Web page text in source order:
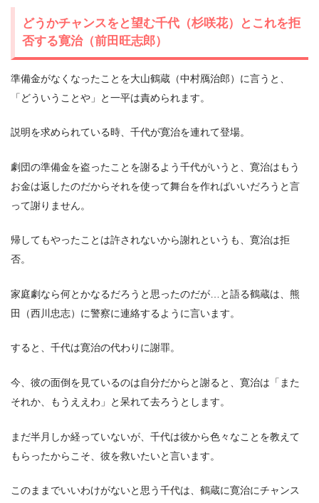
どうかチャンスをと望む千代（杉咲花）とこれを拒
否する寛治（前田旺志郎）
準備金がなくなったことを大山鶴蔵（中村鴈治郎）に言うと、
「どういうことや」と一平は責められます。
説明を求められている時、千代が寛治を連れて登場。
劇団の準備金を盗ったことを謝るよう千代がいうと、寛治はもう
お金は返したのだからそれを使って舞台を作ればいいだろうと言
って謝りません。
帰してもやったことは許されないから謝れというも、寛治は拒
否。
家庭劇なら何とかなるだろうと思ったのだが…と語る鶴蔵は、熊
田（西川忠志）に警察に連絡するように言います。
すると、千代は寛治の代わりに謝罪。
今、彼の面倒を見ているのは自分だからと謝ると、寛治は「また
それか、もうええわ」と呆れて去ろうとします。
まだ半月しか経っていないが、千代は彼から色々なことを教えて
もらったからこそ、彼を救いたいと言います。
このままでいいわけがないと思う千代は、鶴蔵に寛治にチャンス